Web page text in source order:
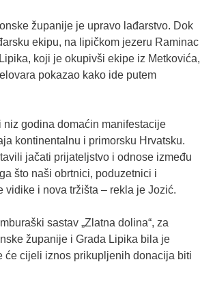
županije je upravo lađarstvo. Dok
ekipu, na lipičkom jezeru Raminac
koji je okupivši ekipe iz Metkovića,
pokazao kako ide putem
godina domaćin manifestacije
kontinentalnu i primorsku Hrvatsku.
jačati prijateljstvo i odnose između
što naši obrtnici, poduzetnici i
i nova tržišta – rekla je Jozić.
sastav „Zlatna dolina“, za
županije i Grada Lipika bila je
će cijeli iznos prikupljenih donacija biti